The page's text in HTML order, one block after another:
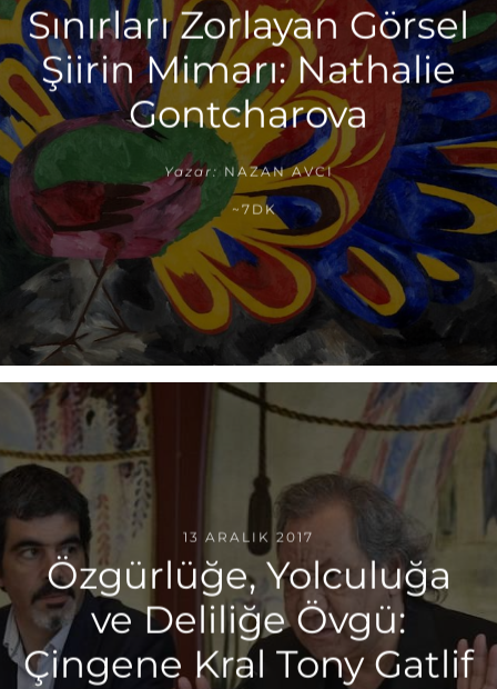
Sınırları Zorlayan Görsel
Şiirin Mimarı: Nathalie
Gontcharova
Yazar: NAZAN AVCI
~7DK
13 ARALIK 2017
Özgürlüğe, Yolculuğa
ve Deliliğe Övgü:
Çingene Kral Tony Gatlif